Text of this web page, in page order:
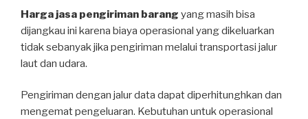
Harga jasa pengiriman barang yang masih bisa
dijangkau ini karena biaya operasional yang dikeluarkan
tidak sebanyak jika pengiriman melalui transportasi jalur
laut dan udara.
Pengiriman dengan jalur data dapat diperhitunghkan dan
mengemat pengeluaran. Kebutuhan untuk operasional